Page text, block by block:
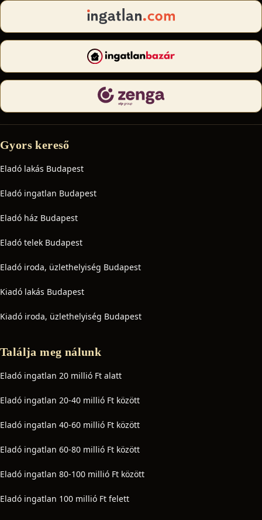
Gyors kereső
Eladó lakás Budapest
Eladó ingatlan Budapest
Eladó ház Budapest
Eladó telek Budapest
Eladó iroda, üzlethelyiség Budapest
Kiadó lakás Budapest
Kiadó iroda, üzlethelyiség Budapest
Találja meg nálunk
Eladó ingatlan 20 millió Ft alatt
Eladó ingatlan 20-40 millió Ft között
Eladó ingatlan 40-60 millió Ft között
Eladó ingatlan 60-80 millió Ft között
Eladó ingatlan 80-100 millió Ft között
Eladó ingatlan 100 millió Ft felett